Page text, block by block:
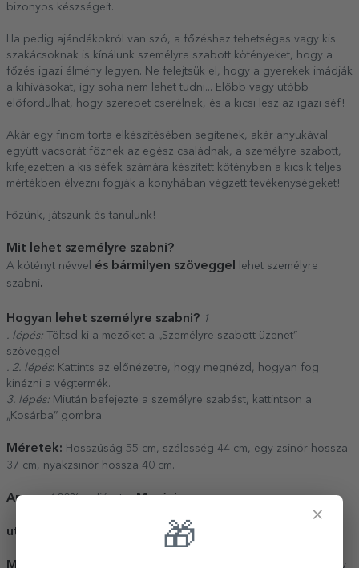
bizonyos készségeit.
Ha pedig ajándékokról van szó, a főzéshez tehetséges vagy kis
szakácsoknak is kínálunk személyre szabott kötényeket, hogy a
főzés igazi élmény legyen. Ne felejtsük el, hogy a gyerekek imádják
a kihívásokat, így soha nem lehet tudni... Előbb vagy utóbb
előfordulhat, hogy szerepet cserélnek, és a kicsi lesz az igazi séf!
Akár egy finom torta elkészítésében segítenek, akár anyukával
együtt vacsorát főznek az egész családnak, a személyre szabott,
kifejezetten a kis séfek számára készített kötényben a kicsik teljes
mértékben élvezni fogják a konyhában végzett tevékenységeket!
Főzünk, játszunk és tanulunk!
Mit lehet személyre szabni?
A kötényt névvel és bármilyen szöveggel
lehet személyre
szabni.
Hogyan lehet személyre szabni? 1
. lépés: Töltsd ki a mezőket a „Személyre szabott üzenet”
szöveggel
. 2. lépés: Kattints az előnézetre, hogy megnézd, hogyan fog
kinézni a végtermék.
3. lépés: Miután befejezte a személyre szabást, kattintson a
„Kosárba” gombra.
Méretek: Hosszúság 55 cm, szélesség 44 cm, egy zsinór hossza
37 cm, nyakzsinór hossza 40 cm.
Anyag:100% poliészterMosási
utasítások:
Megjegyzés: A személyre szabásnál figyelembe vesszük a nagy-
×
🎁